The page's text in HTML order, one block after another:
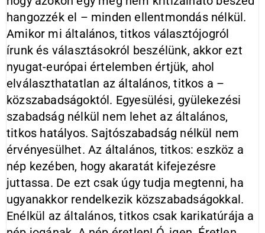
hangozzék el – minden ellentmondás nélkül.
Amikor mi általános, titkos választójogról
írunk és választásokról beszélünk, akkor ezt
nyugat-európai értelemben értjük, ahol
elválaszthatatlan az általános, titkos a –
közszabadságoktól. Egyesülési, gyülekezési
szabadság nélkül nem lehet az általános,
titkos hatályos. Sajtószabadság nélkül nem
érvényesülhet. Az általános, titkos: eszköz a
nép kezében, hogy akaratát kifejezésre
juttassa. De ezt csak úgy tudja megtenni, ha
ugyanakkor rendelkezik közszabadságokkal.
Enélkül az általános, titkos csak karikatúrája a